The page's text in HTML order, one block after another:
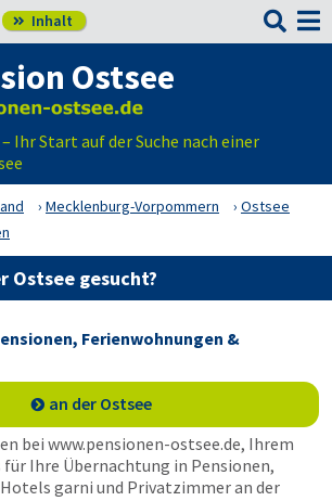
 Inhalt 
Ostsee
Ihr Start auf der Suche nach einer
Mecklenburg-Vorpommern
Ostsee
Ostsee gesucht?
Ferienwohnungen &
an der Ostsee
bei www.pensionen-ostsee.de, Ihrem
Ihre Übernachtung in Pensionen,
garni und Privatzimmer an der